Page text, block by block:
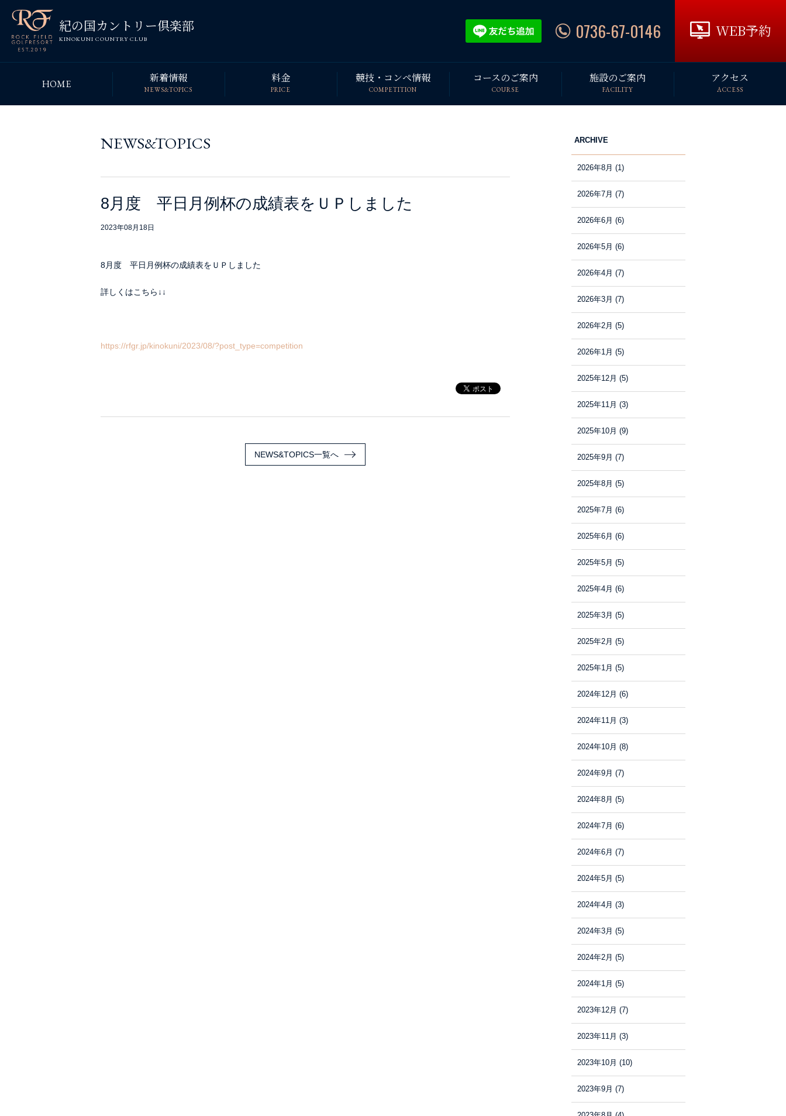
紀の国カントリー倶楽部
KINOKUNI COUNTRY CLUB 0736-67-0146 WEB予約
HOME 新着情報
NEWS&TOPICS
料金
PRICE
競技・コンペ情報
COMPETITION
コースのご案内
COURSE
施設のご案内
FACILITY
アクセス
ACCESS
NEWS&TOPICS
8月度 平日月例杯の成績表をＵＰしました
2023年08月18日
8月度 平日月例杯の成績表をＵＰしました
詳しくはこちら↓↓
https://rfgr.jp/kinokuni/2023/08/?post_type=competition
NEWS&TOPICS一覧へ
ARCHIVE
2026年8月 (1)
2026年7月 (7)
2026年6月 (6)
2026年5月 (6)
2026年4月 (7)
2026年3月 (7)
2026年2月 (5)
2026年1月 (5)
2025年12月 (5)
2025年11月 (3)
2025年10月 (9)
2025年9月 (7)
2025年8月 (5)
2025年7月 (6)
2025年6月 (6)
2025年5月 (5)
2025年4月 (6)
2025年3月 (5)
2025年2月 (5)
2025年1月 (5)
2024年12月 (6)
2024年11月 (3)
2024年10月 (8)
2024年9月 (7)
2024年8月 (5)
2024年7月 (6)
2024年6月 (7)
2024年5月 (5)
2024年4月 (3)
2024年3月 (5)
2024年2月 (5)
2024年1月 (5)
2023年12月 (7)
2023年11月 (3)
2023年10月 (10)
2023年9月 (7)